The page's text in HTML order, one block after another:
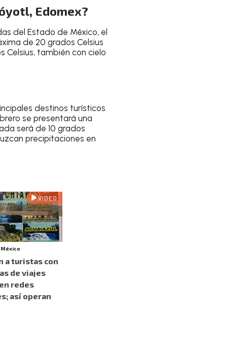
Edomex?
del Estado de México, el
de 20 grados Celsius
Celsius, también con cielo
destinos turísticos
se presentará una
será de 10 grados
precipitaciones en
VIDEO
México
a turistas con
de viajes
redes
así operan